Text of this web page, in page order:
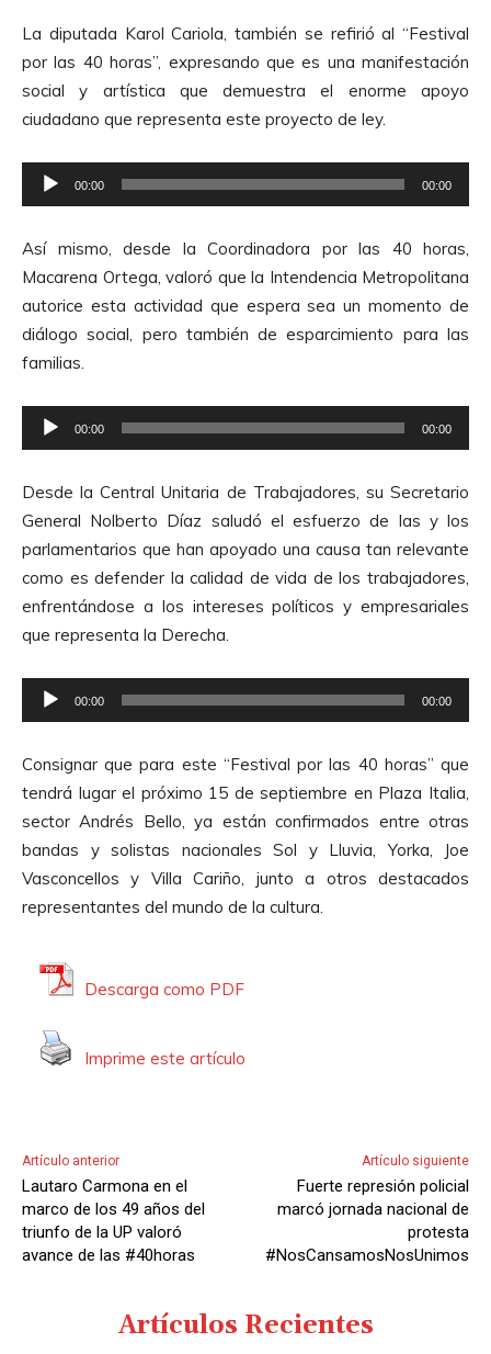
r
o
d
u
c
r
d
e
A
u
La diputada Karol Cariola, también se refirió al “Festival
por las 40 horas”, expresando que es una manifestación
social y artística que demuestra el enorme apoyo
ciudadano que representa este proyecto de ley.
e
r
o
d
u
c
t
d
e
A
u
d
i
00:00 00:00
Así mismo, desde la Coordinadora por las 40 horas,
Macarena Ortega, valoró que la Intendencia Metropolitana
autorice esta actividad que espera sea un momento de
diálogo social, pero también de esparcimiento para las
familias.
e
r
o
d
u
c
t
o
e
A
u
d
i
o
00:00 00:00
Desde la Central Unitaria de Trabajadores, su Secretario
General Nolberto Díaz saludó el esfuerzo de las y los
parlamentarios que han apoyado una causa tan relevante
como es defender la calidad de vida de los trabajadores,
enfrentándose a los intereses políticos y empresariales
que representa la Derecha.
e
r
o
d
u
c
t
o
00:00 00:00
Consignar que para este “Festival por las 40 horas” que
tendrá lugar el próximo 15 de septiembre en Plaza Italia,
sector Andrés Bello, ya están confirmados entre otras
bandas y solistas nacionales Sol y Lluvia, Yorka, Joe
Vasconcellos y Villa Cariño, junto a otros destacados
representantes del mundo de la cultura.
Descarga como PDF
Imprime este artículo
Artículo anterior
Lautaro Carmona en el
marco de los 49 años del
triunfo de la UP valoró
avance de las #40horas
Artículo siguiente
Fuerte represión policial
marcó jornada nacional de
protesta
#NosCansamosNosUnimos
Artículos Recientes